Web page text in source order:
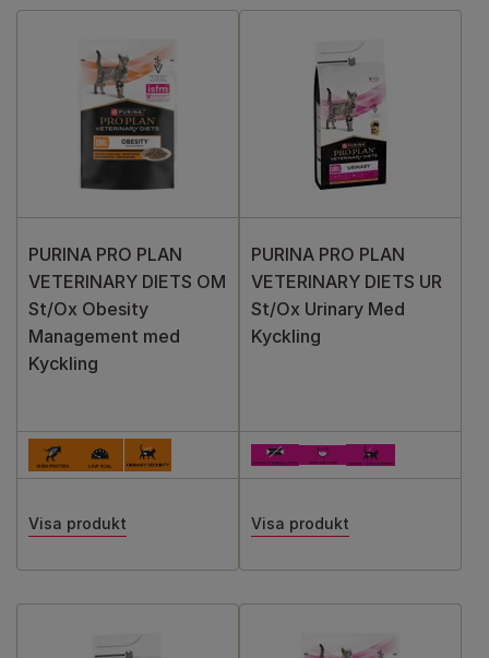
PURINA PRO PLAN
VETERINARY DIETS OM
St/Ox Obesity
Management med
Kyckling
Visa produkt
PURINA PRO PLAN
VETERINARY DIETS UR
St/Ox Urinary Med
Kyckling
Visa produkt